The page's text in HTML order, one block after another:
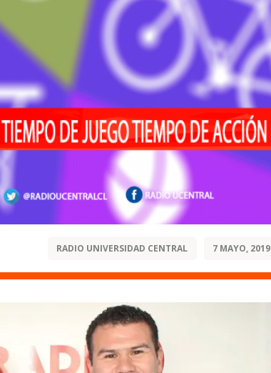
RADIO UNIVERSIDAD CENTRAL 7 MAYO, 2019